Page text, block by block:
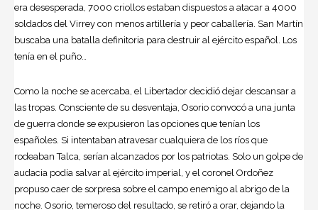
era desesperada, 7000 criollos estaban dispuestos a atacar a 4000
soldados del Virrey con menos artillería y peor caballería. San Martín
buscaba una batalla definitoria para destruir al ejército español. Los
tenía en el puño…
Como la noche se acercaba, el Libertador decidió dejar descansar a
las tropas. Consciente de su desventaja, Osorio convocó a una junta
de guerra donde se expusieron las opciones que tenían los
españoles. Si intentaban atravesar cualquiera de los ríos que
rodeaban Talca, serían alcanzados por los patriotas. Solo un golpe de
audacia podía salvar al ejército imperial, y el coronel Ordoñez
propuso caer de sorpresa sobre el campo enemigo al abrigo de la
noche. Osorio, temeroso del resultado, se retiró a orar, dejando la